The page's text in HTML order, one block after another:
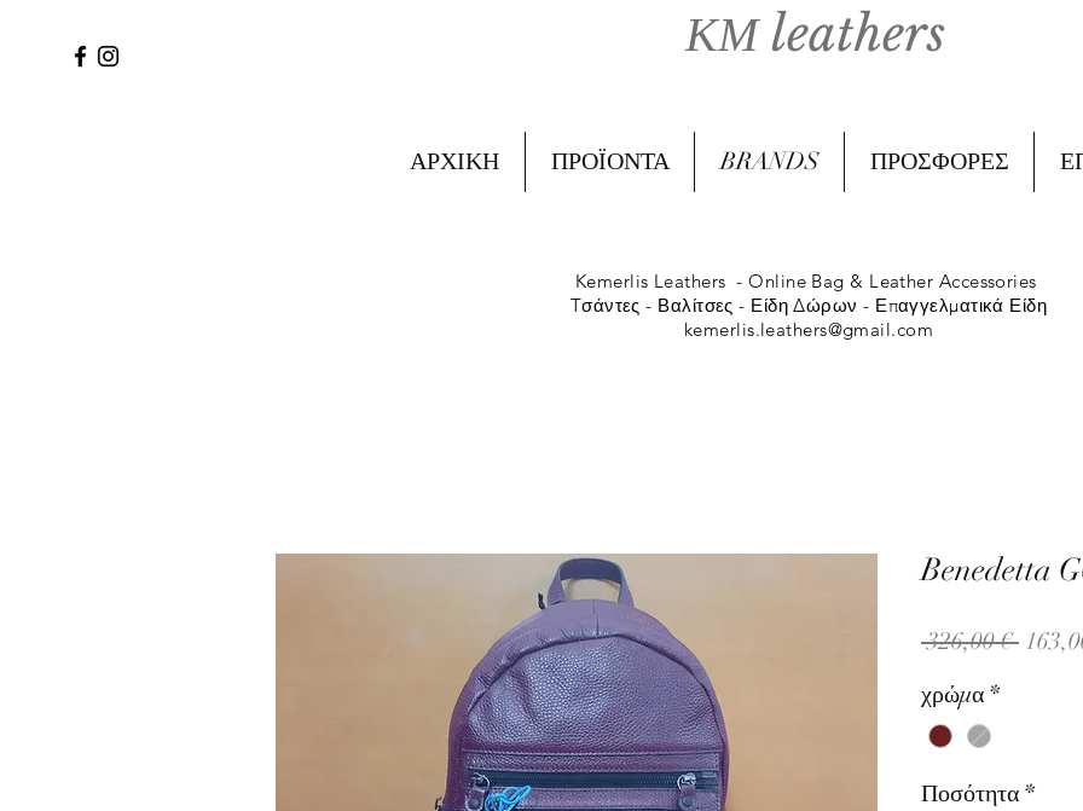
ΚΜ leathers
ΑΡΧΙΚΗ ΠΡΟΪΟΝΤΑ BRANDS ΠΡΟΣΦΟΡΕΣ
Kemerlis Leathers -Online Bag & Leather Accessories
Tσάντες - Βαλίτσες - Είδη Δώρων - Επαγγελματικά Είδη
kemerlis.leathers@gmail.com
Benedetta
326,00 €
χρώμα *
Ποσότητα *